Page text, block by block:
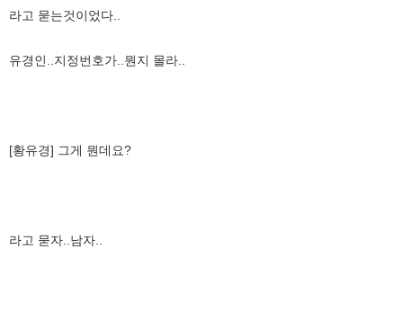
라고 묻는것이었다..
유경인..지정번호가..뭔지 몰라..
[황유경] 그게 뭔데요?
라고 묻자..남자..